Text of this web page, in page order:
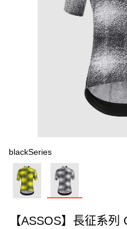
blackSeries
【ASSOS】長征系